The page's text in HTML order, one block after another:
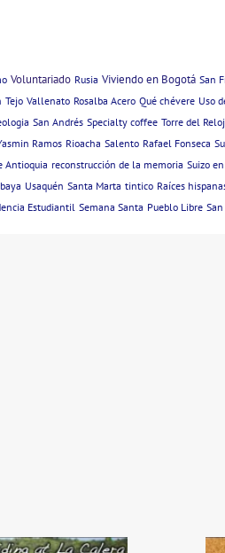
Voluntariado Rusia Viviendo en Bogotá San
Tejo Vallenato Rosalba Acero Qué chévere Uso
San Andrés Specialty coffee Torre del Reloj
Ramos Rioacha Salento Rafael Fonseca
Antioquia reconstrucción de la memoria Suizo
Usaquén Santa Marta tintico Raíces
Estudiantil Semana Santa Pueblo Libre